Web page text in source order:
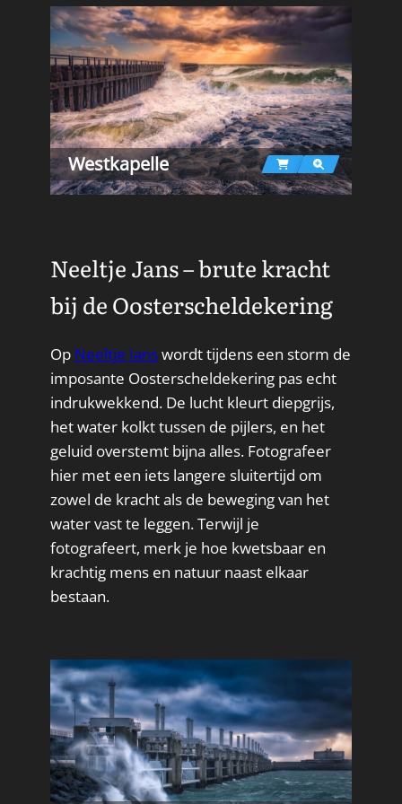
Westkapelle
Neeltje Jans – brute kracht
bij de Oosterscheldekering
Op Neeltje Janswordt tijdens een storm de
imposante Oosterscheldekering pas echt
indrukwekkend. De lucht kleurt diepgrijs,
het water kolkt tussen de pijlers, en het
geluid overstemt bijna alles. Fotografeer
hier met een iets langere sluitertijd om
zowel de kracht als de beweging van het
water vast te leggen. Terwijl je
fotografeert, merk je hoe kwetsbaar en
krachtig mens en natuur naast elkaar
bestaan.